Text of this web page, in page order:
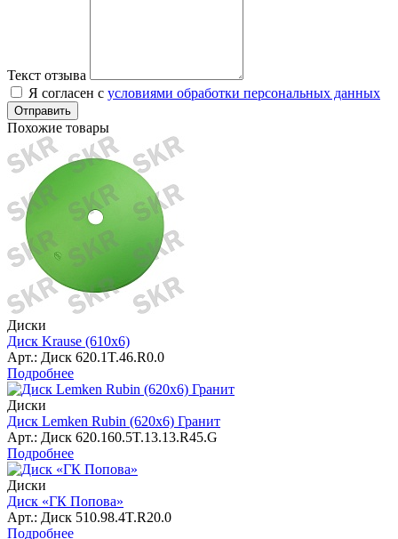
Текст отзыва
Я согласен с условиями обработки персональных данных
Отправить
Похожие товары
Диски
Диск Krause (610х6)
Арт.: Диск 620.1T.46.R0.0
Подробнее
Диски
Диск Lemken Rubin (620х6) Гранит
Арт.: Диск 620.160.5T.13.13.R45.G
Подробнее
Диски
Диск «ГК Попова»
Арт.: Диск 510.98.4T.R20.0
Подробнее